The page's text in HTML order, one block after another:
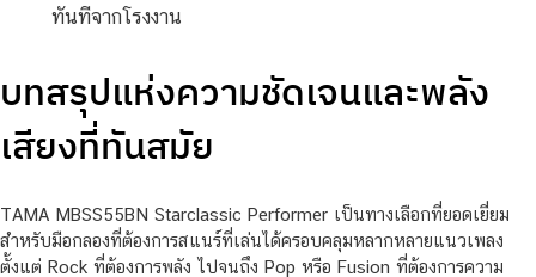
ทันทีจากโรงงาน
บทสรุปแห่งความชัดเจนและพลัง
เสียงที่ทันสมัย
TAMA MBSS55BN Starclassic Performer เป็นทางเลือกที่ยอดเยี่ยม
สำหรับมือกลองที่ต้องการสแนร์ที่เล่นได้ครอบคลุมหลากหลายแนวเพลง
ตั้งแต่ Rock ที่ต้องการพลัง ไปจนถึง Pop หรือ Fusion ที่ต้องการความ